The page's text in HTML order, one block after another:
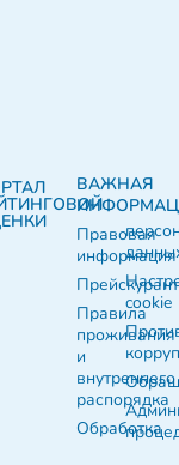
ВАЖНАЯ
Правовая
информация
Прейскурант
Правила
проживания
и
внутреннего
распорядка
Обработка
cookie